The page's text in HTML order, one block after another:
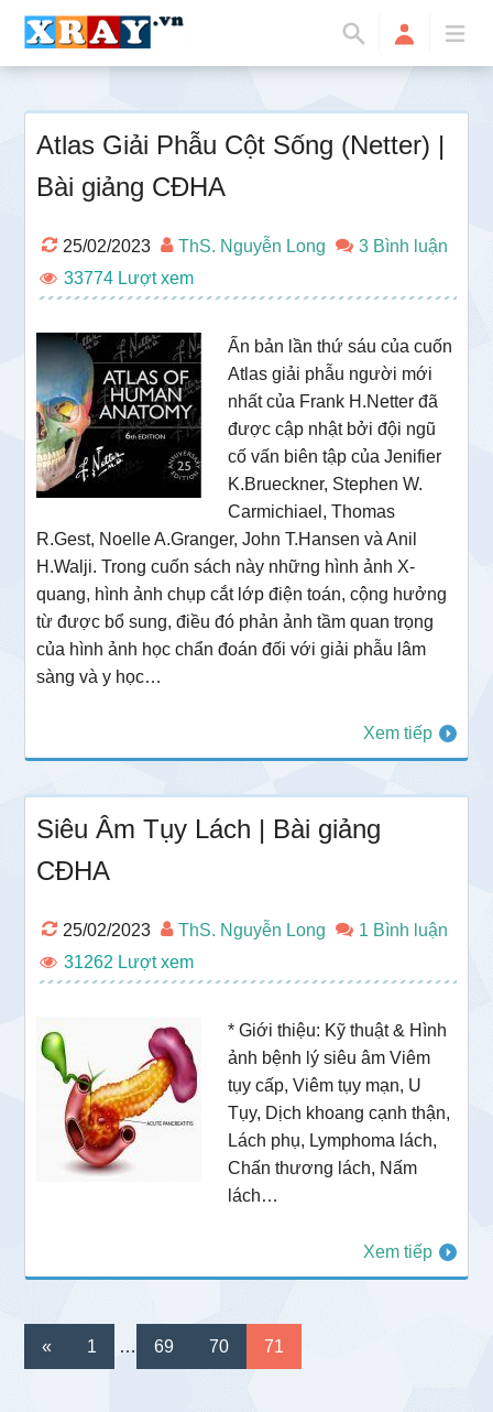
Atlas Giải Phẫu Cột Sống (Netter) |
Bài giảng CĐHA
25/02/2023 ThS. Nguyễn Long
3 Bình luận
33774
Ấn bản lần thứ sáu của cuốn
Atlas giải phẫu người mới
nhất của Frank H.Netter đã
được cập nhật bởi đội ngũ
cố vấn biên tập của Jenifier
K.Brueckner, Stephen W.
Carmichiael, Thomas
R.Gest, Noelle A.Granger, John T.Hansen và Anil
H.Walji. Trong cuốn sách này những hình ảnh X-
quang, hình ảnh chụp cắt lớp điện toán, cộng hưởng
từ được bổ sung, điều đó phản ảnh tầm quan trọng
của hình ảnh học chẩn đoán đối với giải phẫu lâm
sàng và y học…
Xem tiếp
Siêu Âm Tụy Lách | Bài giảng
CĐHA
25/02/2023 ThS. Nguyễn Long
1 Bình luận
31262
* Giới thiệu: Kỹ thuật & Hình
ảnh bệnh lý siêu âm Viêm
tụy cấp, Viêm tụy mạn, U
Tụy, Dịch khoang cạnh thận,
Lách phụ, Lymphoma lách,
Chấn thương lách, Nấm
lách…
Xem tiếp
«
Go
to
1
Interim
…
Go
to
69
Go
to
70
Go
to
71